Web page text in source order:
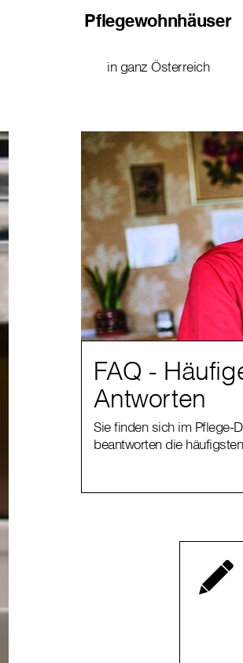
Pflegewohnhäuser
in ganz Österreich
FAQ -
Antworten
Sie finden sich im Pflege-
beantworten die